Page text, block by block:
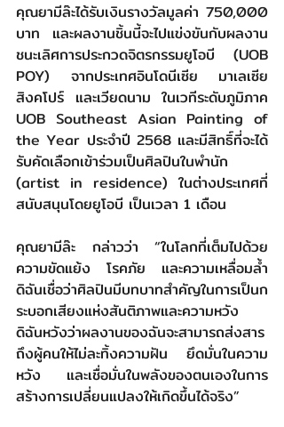
คุณยามีล๊ะได้รับเงินรางวัลมูลค่า 750,000
บาท และผลงานชิ้นนี้จะไปแข่งขันกับผลงาน
ชนะเลิศการประกวดจิตรกรรมยูโอบี (UOB
POY) จากประเทศอินโดนีเซีย มาเลเซีย
สิงคโปร์ และเวียดนาม ในเวทีระดับภูมิภาค
UOB Southeast Asian Painting of
the Year ประจำปี 2568 และมีสิทธิ์ที่จะได้
รับคัดเลือกเข้าร่วมเป็นศิลปินในพำนัก
(artist in residence) ในต่างประเทศที่
สนับสนุนโดยยูโอบี เป็นเวลา 1 เดือน
คุณยามีล๊ะ กล่าวว่า “ในโลกที่เต็มไปด้วย
ความขัดแย้ง โรคภัย และความเหลื่อมล้ำ
ดิฉันเชื่อว่าศิลปินมีบทบาทสำคัญในการเป็นก
ระบอกเสียงแห่งสันติภาพและความหวัง
ดิฉันหวังว่าผลงานของฉันจะสามารถส่งสาร
ถึงผู้คนให้ไม่ละทิ้งความฝัน ยึดมั่นในความ
หวัง และเชื่อมั่นในพลังของตนเองในการ
สร้างการเปลี่ยนแปลงให้เกิดขึ้นได้จริง”